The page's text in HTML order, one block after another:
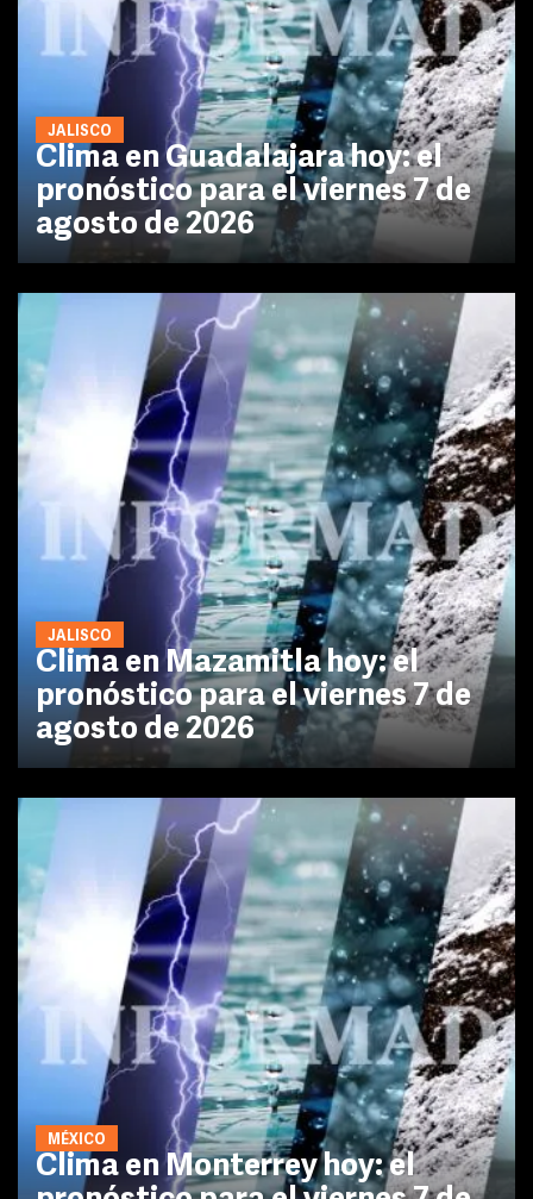
JALISCO
Clima en Guadalajara hoy: el
pronóstico para el viernes 7 de
agosto de 2026
JALISCO
Clima en Mazamitla hoy: el
pronóstico para el viernes 7 de
agosto de 2026
MÉXICO
Clima en Monterrey hoy: el